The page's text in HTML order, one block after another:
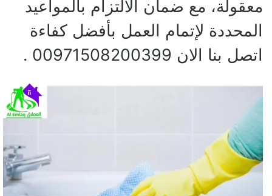
معقولة، مع ضمان الالتزام بالمواعيد
المحددة لإتمام العمل بأفضل كفاءة
اتصل بنا الان 00971508200399 .